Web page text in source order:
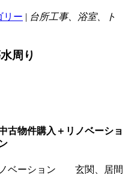
リー | 台所工事、浴室、ト
周り
物件購入＋リノベーショ
ベーション 玄関、居間